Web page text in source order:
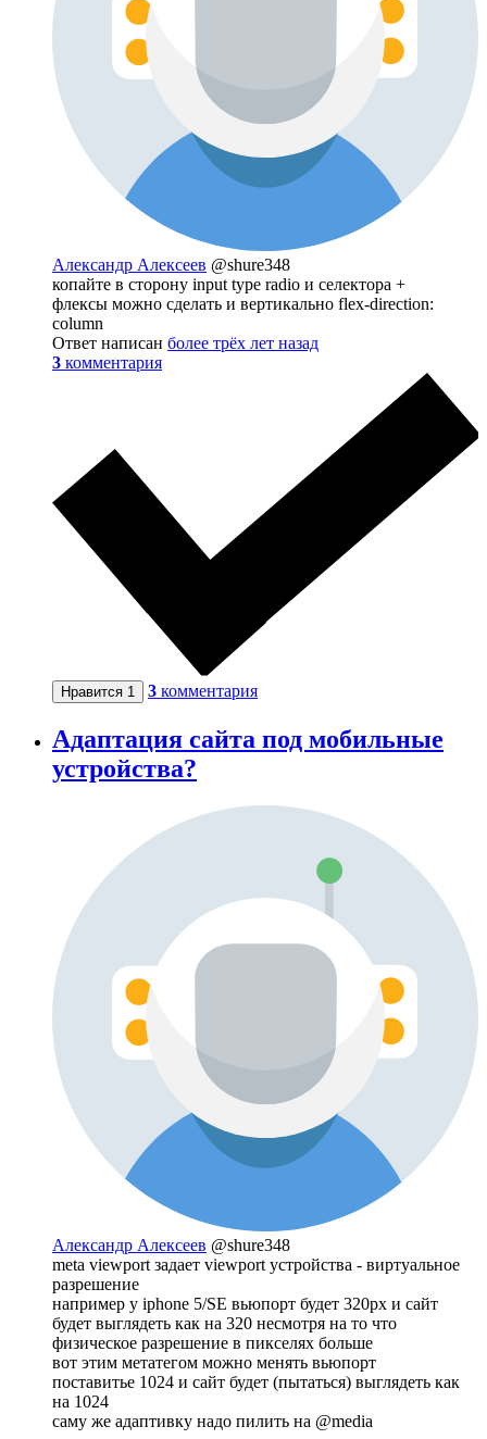
Александр Алексеев @shure348
копайте в сторону input type radio и селектора +
флексы можно сделать и вертикально flex-direction:
column
Ответ написан более трёх лет назад
3 комментария
Нравится 1 3 комментария
Адаптация сайта под мобильные
устройства?
Александр Алексеев @shure348
meta viewport задает viewport устройства - виртуальное
разрешение
например у iphone 5/SE вьюпорт будет 320px и сайт
будет выглядеть как на 320 несмотря на то что
физическое разрешение в пикселях больше
вот этим метатегом можно менять вьюпорт
поставитье 1024 и сайт будет (пытаться) выглядеть как
на 1024
саму же адаптивку надо пилить на @media